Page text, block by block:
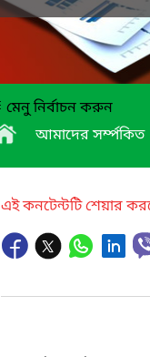
মেনু নির্বাচন করুন
আমাদের সর্ম্পকিত
এই কনটেন্টটি শেয়ার